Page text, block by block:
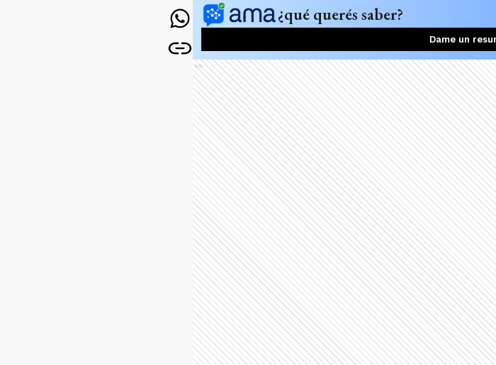
¿qué querés saber?
Dame un
Ads